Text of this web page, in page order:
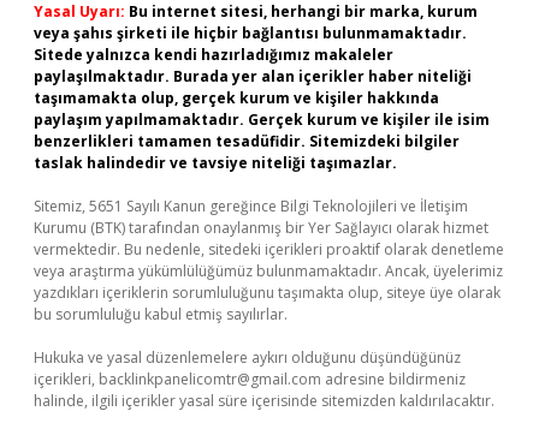
Yasal Uyarı: Bu internet sitesi, herhangi bir marka, kurum
veya şahıs şirketi ile hiçbir bağlantısı bulunmamaktadır.
Sitede yalnızca kendi hazırladığımız makaleler
paylaşılmaktadır. Burada yer alan içerikler haber niteliği
taşımamakta olup, gerçek kurum ve kişiler hakkında
paylaşım yapılmamaktadır. Gerçek kurum ve kişiler ile isim
benzerlikleri tamamen tesadüfidir. Sitemizdeki bilgiler
taslak halindedir ve tavsiye niteliği taşımazlar.
Sitemiz, 5651 Sayılı Kanun gereğince Bilgi Teknolojileri ve İletişim
Kurumu (BTK) tarafından onaylanmış bir Yer Sağlayıcı olarak hizmet
vermektedir. Bu nedenle, sitedeki içerikleri proaktif olarak denetleme
veya araştırma yükümlülüğümüz bulunmamaktadır. Ancak, üyelerimiz
yazdıkları içeriklerin sorumluluğunu taşımakta olup, siteye üye olarak
bu sorumluluğu kabul etmiş sayılırlar.
Hukuka ve yasal düzenlemelere aykırı olduğunu düşündüğünüz
içerikleri, backlinkpanelicomtr@gmail.com adresine bildirmeniz
halinde, ilgili içerikler yasal süre içerisinde sitemizden kaldırılacaktır.